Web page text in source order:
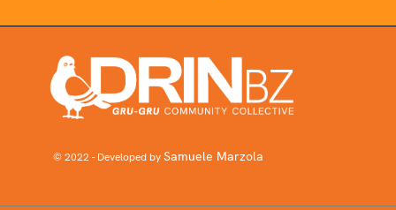
© 2022 - Developed bySamuele Marzola